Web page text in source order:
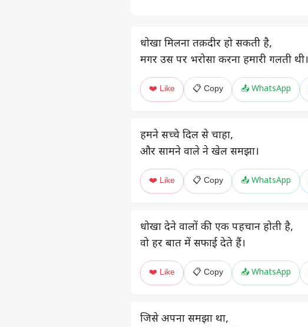
धोखा मिलना तक़दीर हो सकती है,
मगर उस पर भरोसा करना हमारी गलती थी।
❤️ Like 📋 Copy 📤 WhatsApp
हमने सच्चे दिल से चाहा,
और सामने वाले ने खेल समझा।
❤️ Like 📋 Copy 📤 WhatsApp
धोखा देने वालों की एक पहचान होती है,
वो हर बात में सफाई देते हैं।
❤️ Like 📋 Copy 📤 WhatsApp
जिसे अपना समझा था,